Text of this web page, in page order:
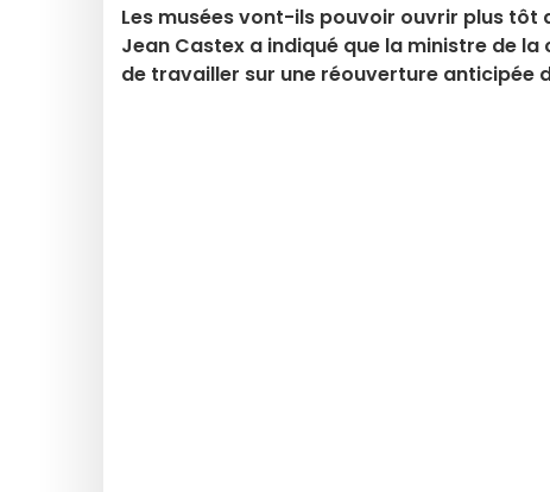
Les musées vont-ils pouvoir ouvrir plus tôt
Jean Castex a indiqué que la ministre de
de travailler sur une réouverture anticipée